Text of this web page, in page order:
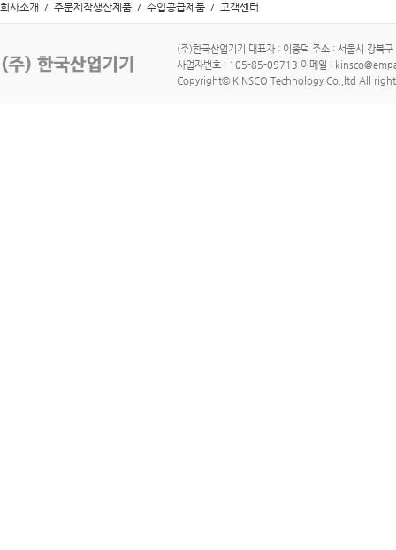
회사소개 / 주문제작생산제품 / 수입공급제품 / 고객센터
(주)한국산업기기 대표자 : 이종덕 주소 : 서울시
사업자번호 : 105-85-09713 이메일 :
Copyright© KINSCO Technology Co.,ltd All